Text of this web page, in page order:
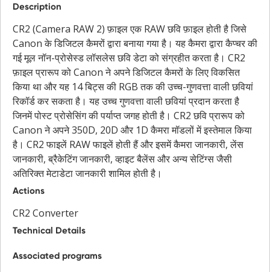
Description
CR2 (Camera RAW 2) फ़ाइल एक RAW छवि फ़ाइल होती है जिसे
Canon के डिजिटल कैमरों द्वारा बनाया गया है। यह कैमरा द्वारा कैप्चर की
गई मूल नॉन-प्रोसेस्ड लॉसलेस छवि डेटा को संग्रहीत करता है। CR2
फ़ाइल प्रारूप को Canon ने अपने डिजिटल कैमरों के लिए विकसित
किया था और यह 14 बिट्स की RGB तक की उच्च-गुणवत्ता वाली छवियां
रिकॉर्ड कर सकता है। यह उच्च गुणवत्ता वाली छवियां प्रदान करता है
जिनमें पोस्ट प्रोसेसिंग की पर्याप्त जगह होती है। CR2 छवि प्रारूप को
Canon ने अपने 350D, 20D और 1D कैमरा मॉडलों में इस्तेमाल किया
है। CR2 फाइलें RAW फाइलें होती हैं और इसमें कैमरा जानकारी, लेंस
जानकारी, ब्रैकेटिंग जानकारी, व्हाइट बैलेंस और अन्य सेटिंग्स जैसी
अतिरिक्त मेटाडेटा जानकारी शामिल होती है।
Actions
CR2 Converter
Technical Details
Associated programs